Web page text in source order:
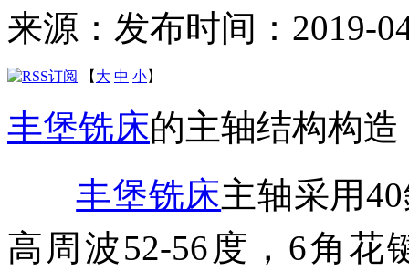
来源： 发布时间：2019-
【 大 中 小】
丰堡铣床的主轴结构构造
丰堡铣床主轴采用
高周波52-56度，6角